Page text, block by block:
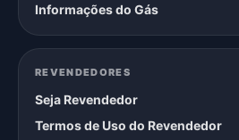
Informações do Gás
REVENDEDORES
Seja Revendedor
Termos de Uso do Revendedor